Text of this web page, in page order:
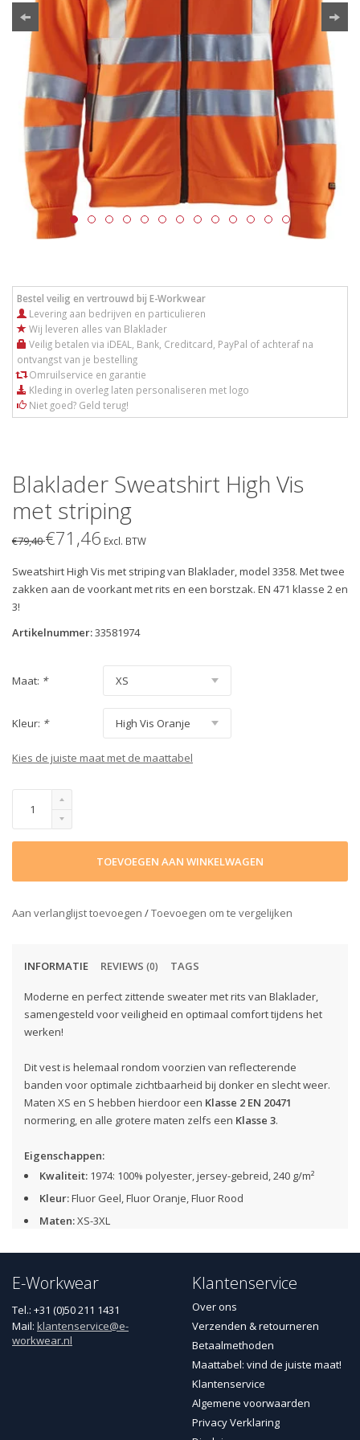
Bestel veilig en vertrouwd bij E-Workwear
Levering aan bedrijven en particulieren
Wij leveren alles van Blaklader
Veilig betalen via iDEAL, Bank, Creditcard, PayPal of achteraf na
ontvangst van je bestelling
Omruilservice en garantie
Kleding in overleg laten personaliseren met logo
Niet goed? Geld terug!
Blaklader Sweatshirt High Vis
met striping
€79,40€71,46 Excl. BTW
Sweatshirt High Vis met striping van Blaklader, model 3358. Met twee
zakken aan de voorkant met rits en een borstzak. EN 471 klasse 2 en
3!
Artikelnummer:33581974
Maat: *
Kleur: *
Kies de juiste maat met de maattabel
TOEVOEGEN AAN WINKELWAGEN
Aan verlanglijst toevoegen /Toevoegen om te vergelijken
INFORMATIE REVIEWS (0) TAGS
Moderne en perfect zittende sweater met rits van Blaklader,
samengesteld voor veiligheid en optimaal comfort tijdens het
werken!
Dit vest is helemaal rondom voorzien van reflecterende
banden voor optimale zichtbaarheid bij donker en slecht weer.
Maten XS en S hebben hierdoor een Klasse 2 EN 20471
normering, en alle grotere maten zelfs een Klasse 3.
Eigenschappen:
Kwaliteit: 1974: 100% polyester, jersey-gebreid, 240 g/m²
Kleur:Fluor Geel, Fluor Oranje, Fluor Rood
Maten:XS-3XL
2 zakken aan de voorkant met rits
Borstzak
Boord aan mouweinden en onderkant
EN ISO 20471, klasse 3
beschermende kleding met hoge zichtbaarheid (XS-S = klasse 2)
E-Workwear
Tel.: +31 (0)50 211 1431
Mail: klantenservice@e-
workwear.nl
Klantenservice
Over ons
Verzenden & retourneren
Betaalmethoden
Maattabel: vind de juiste maat!
Klantenservice
Algemene voorwaarden
Privacy Verklaring